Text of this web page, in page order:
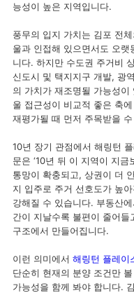
능성이 높은 지역입니다.
풍무의 입지 가치는 김포 전
울과 인접해 있으면서도 오
니다. 하지만 수도권 주거비
신도시 및 택지지구 개발, 광
의 가치가 재조명될 가능성
울 접근성이 비교적 좋은 축
재평가될 때 먼저 주목받을
10년 장기 관점에서 해링턴
문은 ‘10년 뒤 이 지역이 지금
통망이 확충되고, 상권이 더
지 입주로 주거 선호도가 높
강해질 수 있습니다. 부동산
간이 지날수록 불편이 줄어
구조에서 만들어집니다.
이런 의미에서 해링턴 플레이
단순히 현재의 분양 조건만
가능성을 함께 봐야 합니다.